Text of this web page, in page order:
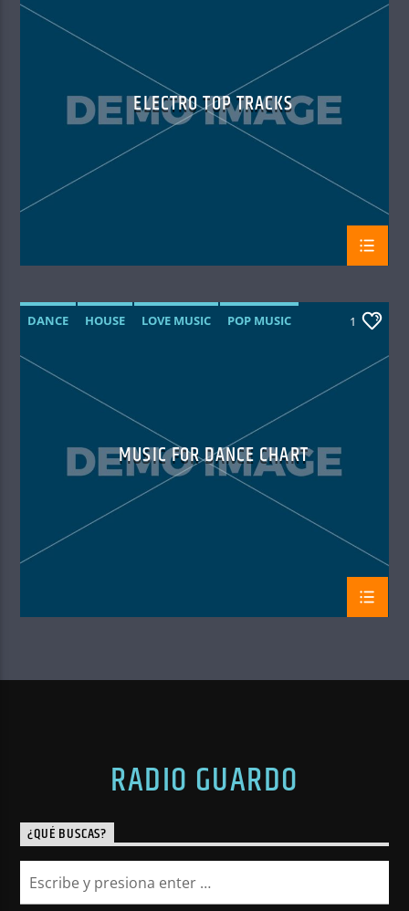
ELECTRO TOP TRACKS
DANCE HOUSE LOVE MUSIC POP MUSIC 1
MUSIC FOR DANCE CHART
RADIO GUARDO
¿QUÉ BUSCAS?